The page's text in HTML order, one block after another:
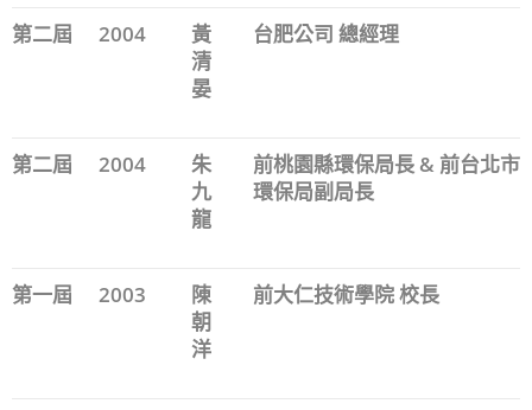
第二屆 2004
黃
清
晏
台肥公司 總經理
第二屆 2004
朱
九
龍
前桃園縣環保局長 & 前台北市
環保局副局長
第一屆 2003
陳
朝
洋
前大仁技術學院 校長